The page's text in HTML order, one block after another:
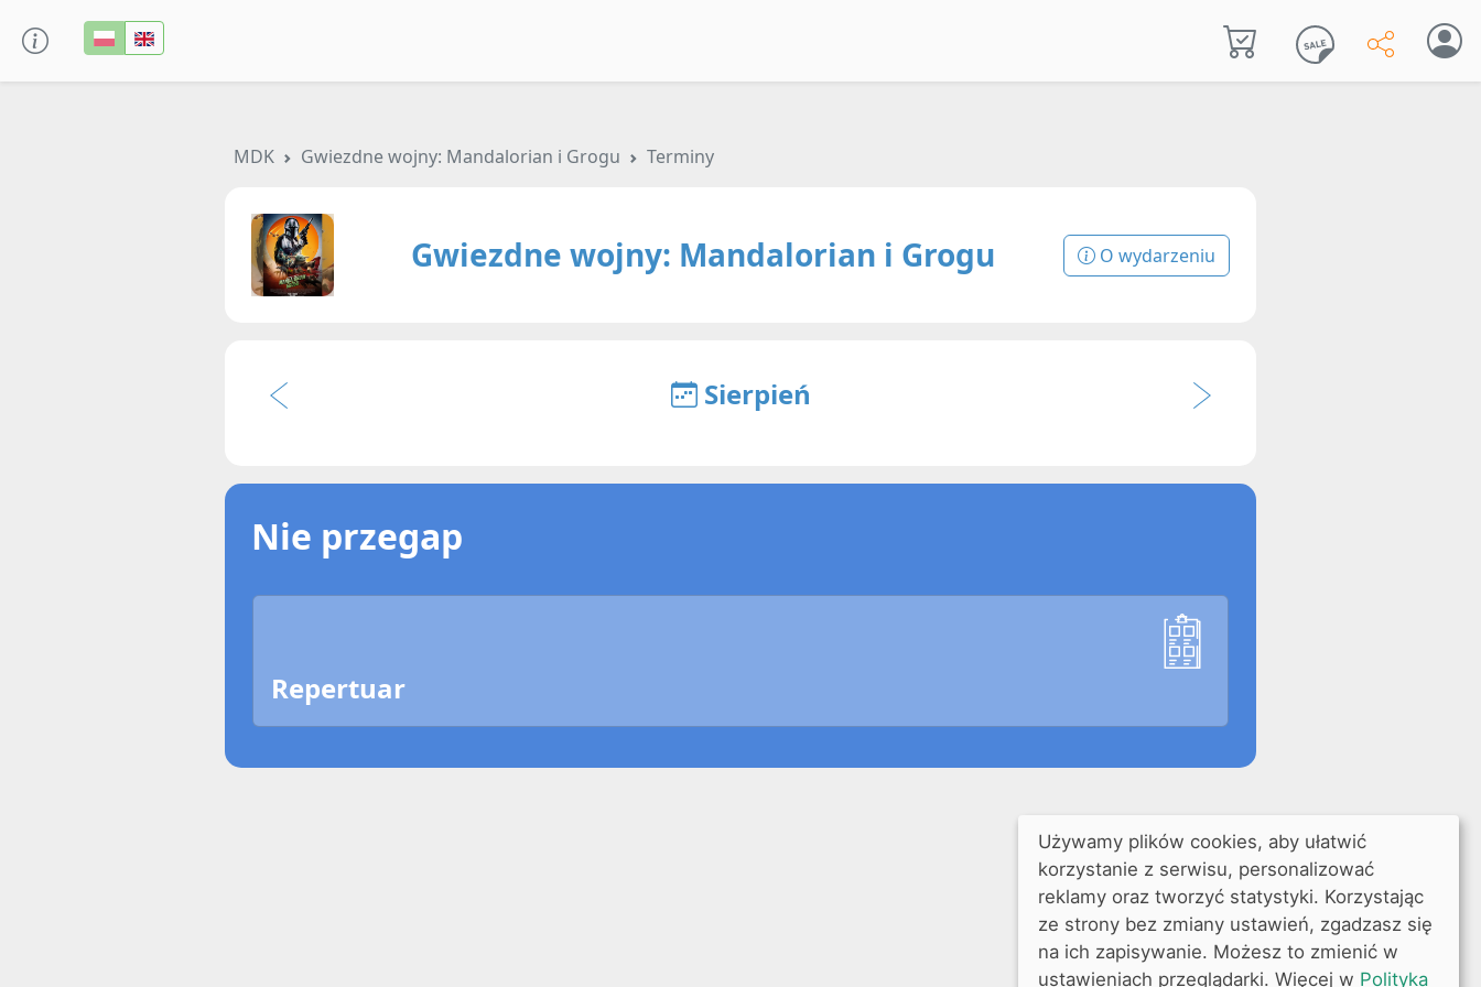
MDK Gwiezdne wojny: Mandalorian i Grogu Terminy
Gwiezdne wojny: Mandalorian i Grogu O wydarzeniu
Sierpień
Nie przegap
Repertuar
Używamy plików cookies, aby ułatwić
korzystanie z serwisu, personalizować
reklamy oraz tworzyć statystyki. Korzystając
ze strony bez zmiany ustawień, zgadzasz się
na ich zapisywanie. Możesz to zmienić w
ustawieniach przeglądarki. Więcej w Polityka